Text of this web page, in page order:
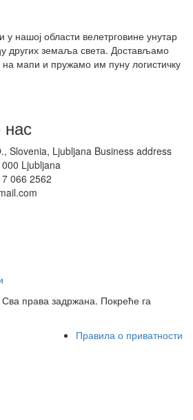
нашој области велетрговине унутар
других земаља света. Достављамо
на мапи и пружамо им пуну логистичку
нас
Slovenia, Ljubljana Business address
Ljubljana
066 2562
права задржана. Покреће га
Правила о приватности